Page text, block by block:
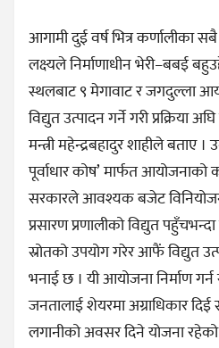
आगामी दुई वर्ष भित्र कर्णालीका
लक्ष्यले निर्माणाधीन भेरी–बबई
स्थलबाट ९ मेगावाट र जगदुल्ला
विद्युत उत्पादन गर्ने गरी प्रक्रिया
मन्त्री महेन्द्रबहादुर शाहीले बताए
पूर्वाधार कोष’ मार्फत
सरकारले आवश्यक बजेट विनियोजन
प्रसारण प्रणालीको विद्युत
स्रोतको उपयोग गरेर आफैं विद्युत
भनाई छ । यी आयोजना निर्माण
जनतालाई शेयरमा अग्राधिकार दिई
लगानीको अवसर दिने योजना